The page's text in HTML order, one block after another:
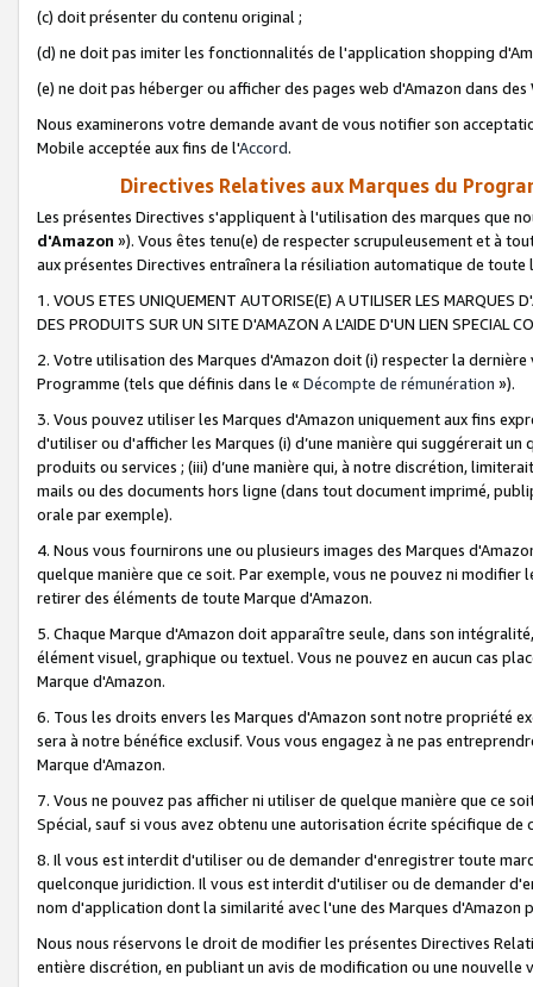
(c) doit présenter du contenu original ;
(d) ne doit pas imiter les fonctionnalités de l'application shopping
(e) ne doit pas héberger ou afficher des pages web d'Amazon dans
Nous examinerons votre demande avant de vous notifier son
Mobile acceptée aux fins de l'Accord.
Directives Relatives aux Marques du
Les présentes Directives s'appliquent à l'utilisation des marques que
d'Amazon »). Vous êtes tenu(e) de respecter scrupuleusement et à
aux présentes Directives entraînera la résiliation automatique de
1. VOUS ETES UNIQUEMENT AUTORISE(E) A UTILISER LES MARQUES
DES PRODUITS SUR UN SITE D'AMAZON A L'AIDE D'UN LIEN SPECIAL
2. Votre utilisation des Marques d'Amazon doit (i) respecter la
Programme (tels que définis dans le « Décompte de rémunération »).
3. Vous pouvez utiliser les Marques d'Amazon uniquement aux fins
d'utiliser ou d'afficher les Marques (i) d’une manière qui suggérerait
produits ou services ; (iii) d’une manière qui, à notre discrétion,
mails ou des documents hors ligne (dans tout document imprimé,
orale par exemple).
4. Nous vous fournirons une ou plusieurs images des Marques
quelque manière que ce soit. Par exemple, vous ne pouvez ni
retirer des éléments de toute Marque d'Amazon.
5. Chaque Marque d'Amazon doit apparaître seule, dans son
élément visuel, graphique ou textuel. Vous ne pouvez en aucun cas
Marque d'Amazon.
6. Tous les droits envers les Marques d'Amazon sont notre propriété
sera à notre bénéfice exclusif. Vous vous engagez à ne pas
Marque d'Amazon.
7. Vous ne pouvez pas afficher ni utiliser de quelque manière que ce
Spécial, sauf si vous avez obtenu une autorisation écrite spécifique de
8. Il vous est interdit d'utiliser ou de demander d'enregistrer toute
quelconque juridiction. Il vous est interdit d'utiliser ou de demander
nom d'application dont la similarité avec l'une des Marques
Nous nous réservons le droit de modifier les présentes Directives
entière discrétion, en publiant un avis de modification ou une nouvelle